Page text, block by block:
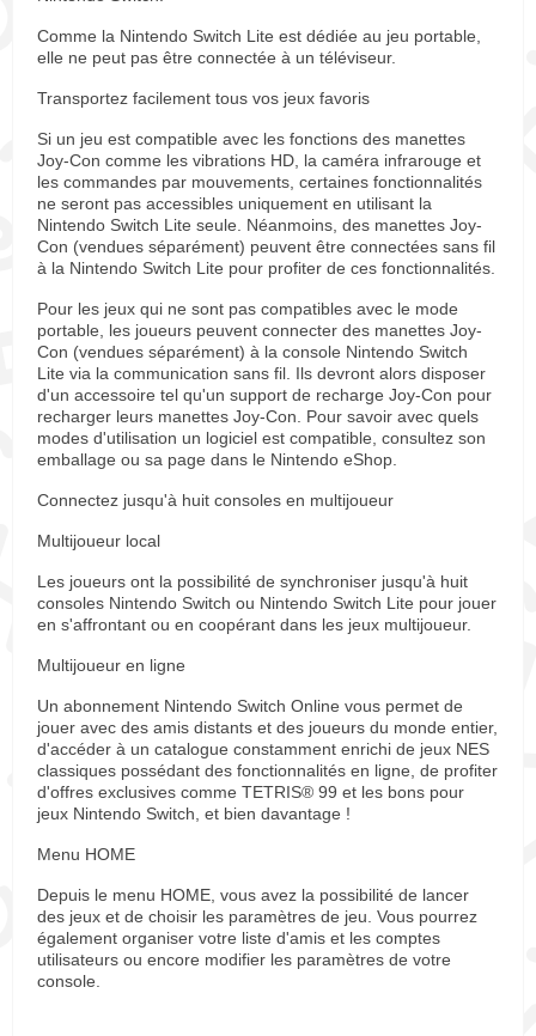
Comme la Nintendo Switch Lite est dédiée au jeu portable,
elle ne peut pas être connectée à un téléviseur.
Transportez facilement tous vos jeux favoris
Si un jeu est compatible avec les fonctions des manettes
Joy-Con comme les vibrations HD, la caméra infrarouge et
les commandes par mouvements, certaines fonctionnalités
ne seront pas accessibles uniquement en utilisant la
Nintendo Switch Lite seule. Néanmoins, des manettes Joy-
Con (vendues séparément) peuvent être connectées sans fil
à la Nintendo Switch Lite pour profiter de ces fonctionnalités.
Pour les jeux qui ne sont pas compatibles avec le mode
portable, les joueurs peuvent connecter des manettes Joy-
Con (vendues séparément) à la console Nintendo Switch
Lite via la communication sans fil. Ils devront alors disposer
d'un accessoire tel qu'un support de recharge Joy-Con pour
recharger leurs manettes Joy-Con. Pour savoir avec quels
modes d'utilisation un logiciel est compatible, consultez son
emballage ou sa page dans le Nintendo eShop.
Connectez jusqu'à huit consoles en multijoueur
Multijoueur local
Les joueurs ont la possibilité de synchroniser jusqu'à huit
consoles Nintendo Switch ou Nintendo Switch Lite pour jouer
en s'affrontant ou en coopérant dans les jeux multijoueur.
Multijoueur en ligne
Un abonnement Nintendo Switch Online vous permet de
jouer avec des amis distants et des joueurs du monde entier,
d'accéder à un catalogue constamment enrichi de jeux NES
classiques possédant des fonctionnalités en ligne, de profiter
d'offres exclusives comme TETRIS® 99 et les bons pour
jeux Nintendo Switch, et bien davantage !
Menu HOME
Depuis le menu HOME, vous avez la possibilité de lancer
des jeux et de choisir les paramètres de jeu. Vous pourrez
également organiser votre liste d'amis et les comptes
utilisateurs ou encore modifier les paramètres de votre
console.